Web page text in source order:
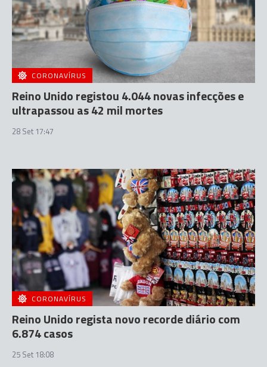
CORONAVÍRUS
Reino Unido registou 4.044 novas infecções e
ultrapassou as 42 mil mortes
28 Set 17:47
CORONAVÍRUS
Reino Unido regista novo recorde diário com
6.874 casos
25 Set 18:08